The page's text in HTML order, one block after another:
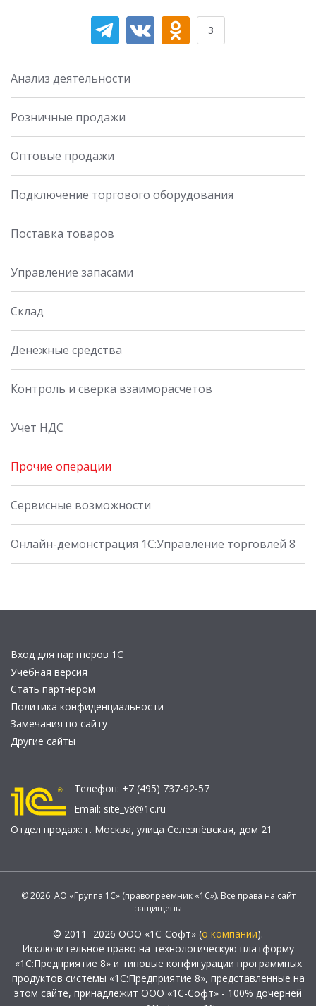
3
Анализ деятельности
Розничные продажи
Оптовые продажи
Подключение торгового оборудования
Поставка товаров
Управление запасами
Склад
Денежные средства
Контроль и сверка взаиморасчетов
Учет НДС
Прочие операции
Сервисные возможности
Онлайн-демонстрация 1С:Управление торговлей 8
Вход для партнеров 1С
Учебная версия
Стать партнером
Политика конфиденциальности
Замечания по сайту
Другие сайты
Телефон: +7 (495) 737-92-57
Email: site_v8@1c.ru
Отдел продаж: г. Москва, улица Селезнёвская, дом 21
© 2026 АО «Группа 1С» (правопреемник «1С»). Все права на сайт
защищены
© 2011- 2026 ООО «1С-Софт» (о компании).
Исключительное право на технологическую платформу
«1С:Предприятие 8» и типовые конфигурации программных
продуктов системы «1С:Предприятие 8», представленные на
этом сайте, принадлежит ООО «1С-Софт» - 100% дочерней